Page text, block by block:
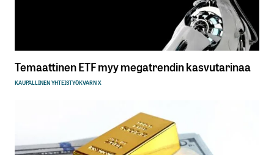
Temaattinen ETF myy megatrendin kasvutarinaa
KAUPALLINEN YHTEISTYÖKVARN X